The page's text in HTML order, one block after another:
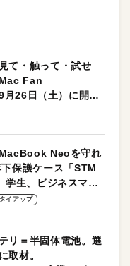
て・触って・試せ
Fan
26日（土）に開催
Neoを守れ
保護ケース「STM
生、ビジネスマン
適！
タイアップ
リ＝半固体電池。選
取材。